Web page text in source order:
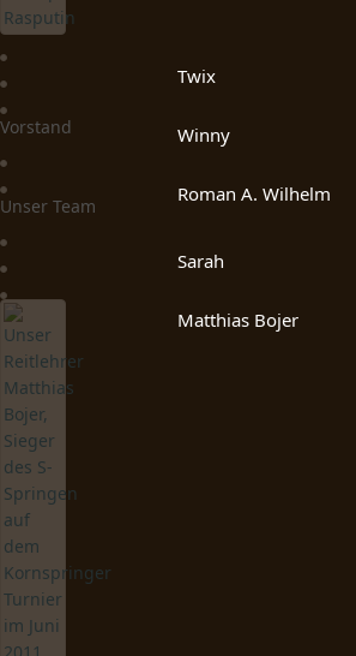
Twix
Winny
Vorstand
Roman A. Wilhelm
Unser Team
Sarah
Matthias Bojer